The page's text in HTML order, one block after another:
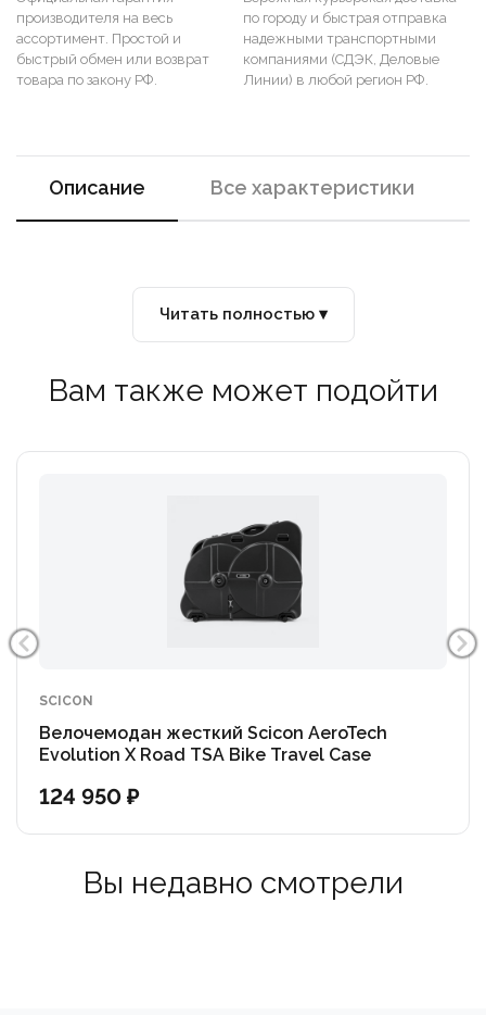
производителя на весь
ассортимент. Простой и
быстрый обмен или возврат
товара по закону РФ.
по городу и быстрая отправка
надежными транспортными
компаниями (СДЭК, Деловые
Линии) в любой регион РФ.
Описание Все характеристики
Читать полностью ▾
Вам также может подойти
SCICON
Велочемодан жесткий Scicon AeroTech
Evolution X Road TSA Bike Travel Case
124 950 ₽
Вы недавно смотрели